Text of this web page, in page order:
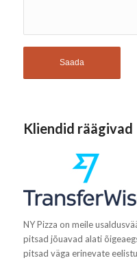
Kliendid räägivad
NY Pizza on meile
pitsad jõuavad alati
pitsad väga erinevate